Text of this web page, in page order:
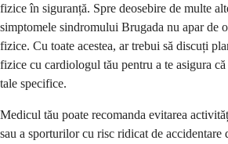
fizice în siguranță. Spre deosebire de multe
simptomele sindromului Brugada nu apar de
fizice. Cu toate acestea, ar trebui să discuți
fizice cu cardiologul tău pentru a te asigura
tale specifice.
Medicul tău poate recomanda evitarea
sau a sporturilor cu risc ridicat de accidentare